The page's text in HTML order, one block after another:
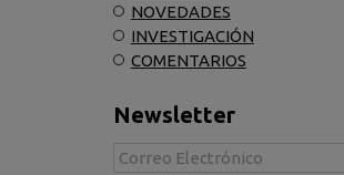
NOVEDADES
INVESTIGACIÓN
COMENTARIOS
Newsletter